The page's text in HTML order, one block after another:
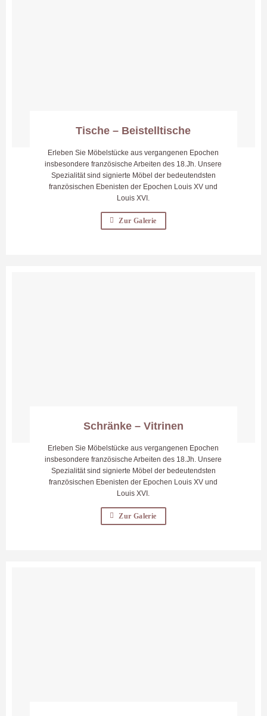
Tische – Beistelltische
Erleben Sie Möbelstücke aus vergangenen Epochen
insbesondere französische Arbeiten des 18.Jh. Unsere
Spezialität sind signierte Möbel der bedeutendsten
französischen Ebenisten der Epochen Louis XV und
Louis XVI.
Zur Galerie
Schränke – Vitrinen
Erleben Sie Möbelstücke aus vergangenen Epochen
insbesondere französische Arbeiten des 18.Jh. Unsere
Spezialität sind signierte Möbel der bedeutendsten
französischen Ebenisten der Epochen Louis XV und
Louis XVI.
Zur Galerie